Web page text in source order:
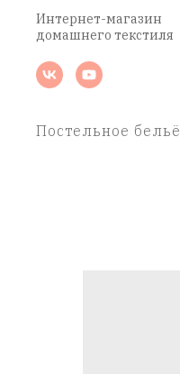
Интернет-магазин
домашнего текстиля
Постельное бельё